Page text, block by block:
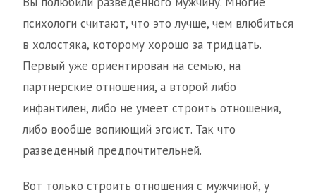
психологи считают, что это лучше, чем влюбиться
в холостяка, которому хорошо за тридцать.
Первый уже ориентирован на семью, на
партнерские отношения, а второй либо
инфантилен, либо не умеет строить отношения,
либо вообще вопиющий эгоист. Так что
разведенный предпочтительней.
Вот только строить отношения с мужчиной, у